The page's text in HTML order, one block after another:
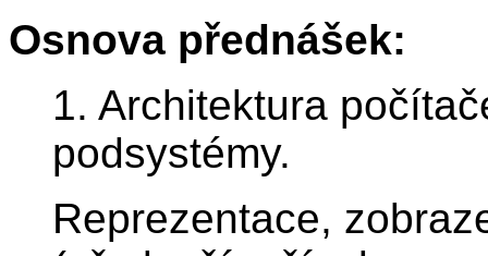
Osnova přednášek:
1. Architektura
podsystémy.
Reprezentace,